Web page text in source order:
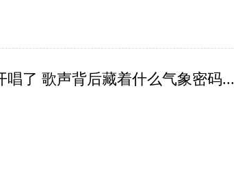
唱了 歌声背后藏着什么气象密码...